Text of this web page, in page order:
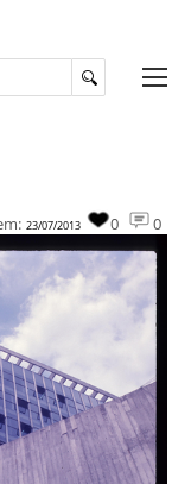
0
0
23/07/2013